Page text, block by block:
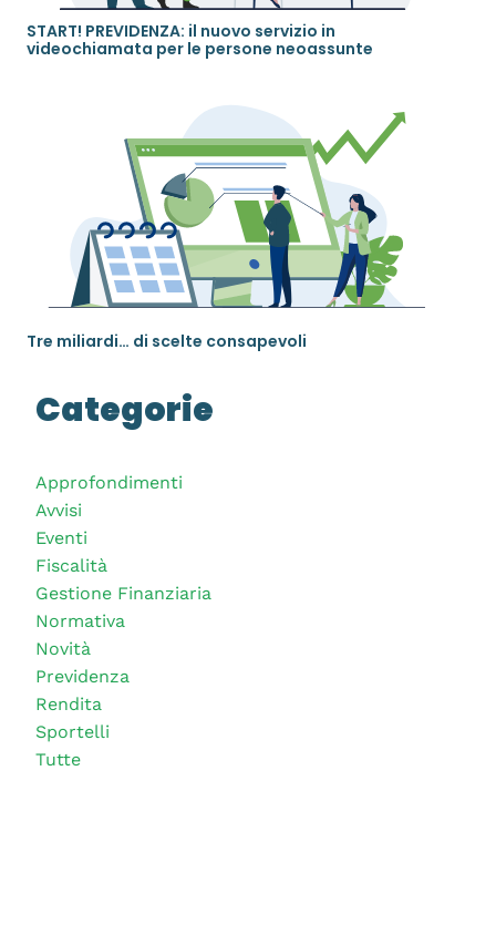
START! PREVIDENZA: il nuovo servizio in
videochiamata per le persone neoassunte
Tre miliardi… di scelte consapevoli
Categorie
Approfondimenti
Avvisi
Eventi
Fiscalità
Gestione Finanziaria
Normativa
Novità
Previdenza
Rendita
Sportelli
Tutte